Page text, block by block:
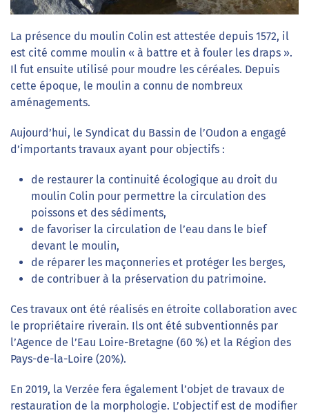
La présence du moulin Colin est attestée depuis 1572, il
est cité comme moulin « à battre et à fouler les draps ».
Il fut ensuite utilisé pour moudre les céréales. Depuis
cette époque, le moulin a connu de nombreux
aménagements.
Aujourd’hui, le Syndicat du Bassin de l’Oudon a engagé
d’importants travaux ayant pour objectifs :
de restaurer la continuité écologique au droit du
moulin Colin pour permettre la circulation des
poissons et des sédiments,
de favoriser la circulation de l’eau dans le bief
devant le moulin,
de réparer les maçonneries et protéger les berges,
de contribuer à la préservation du patrimoine.
Ces travaux ont été réalisés en étroite collaboration avec
le propriétaire riverain. Ils ont été subventionnés par
l’Agence de l’Eau Loire-Bretagne (60 %) et la Région des
Pays-de-la-Loire (20%).
En 2019, la Verzée fera également l’objet de travaux de
restauration de la morphologie. L’objectif est de modifier